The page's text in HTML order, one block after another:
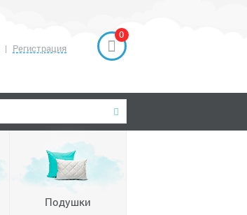
| Регистрация
0
Подушки